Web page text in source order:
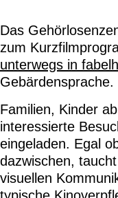
Das
zum
unterwegs in
Gebärdensprache.
Familien, Kinder
interessierte
eingeladen. Egal
dazwischen,
visuellen
typische